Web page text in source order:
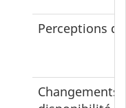
Perceptions
Changements